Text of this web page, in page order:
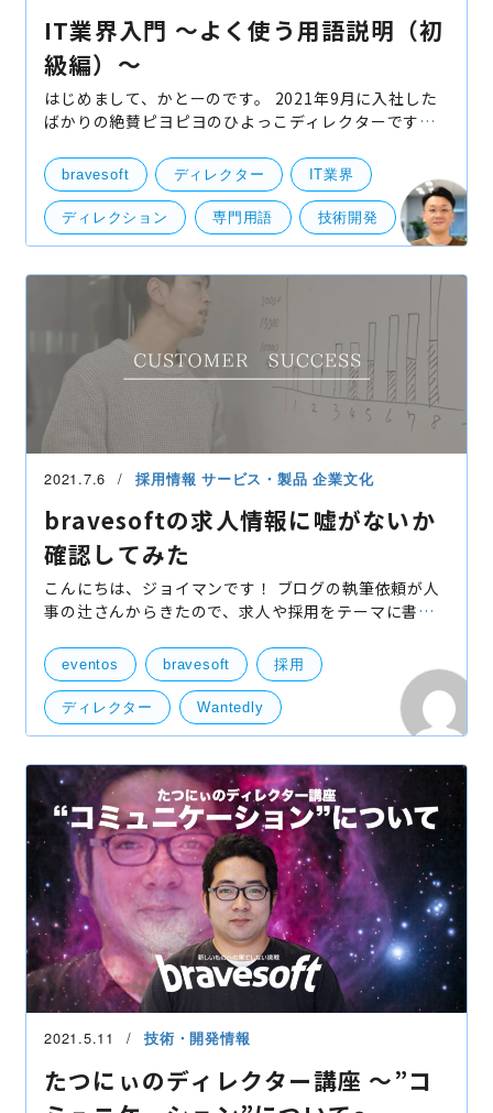
IT業界入門 〜よく使う用語説明（初
級編）〜
はじめまして、かとーのです。 2021年9月に入社した
ばかりの絶賛ピヨピヨのひよっこディレクターです。
というテキストを打ったら予測変換に「ピヨピヨサン
ダル
bravesoft ディレクター IT業界
ディレクション 専門用語 技術開発
2021.7.6 採用情報サービス・製品企業文化
bravesoftの求人情報に嘘がないか
確認してみた
こんにちは、ジョイマンです！ ブログの執筆依頼が人
事の辻さんからきたので、求人や採用をテーマに書い
私の所属するPS事業部のプロフェッショナルサポート
の職種
eventos bravesoft 採用
ディレクター Wantedly
プロフェッショナルサポート 部活動
職種紹介
2021.5.11 技術・開発情報
たつにぃのディレクター講座 〜”コ